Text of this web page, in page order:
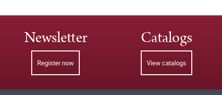
Newsletter
Register now
Catalogs
View catalogs